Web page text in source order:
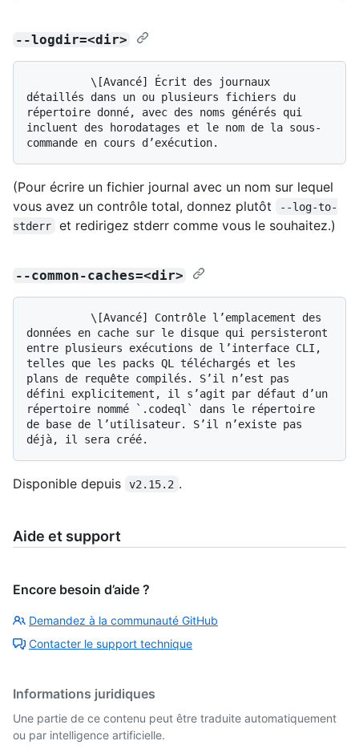
--logdir=<dir>
détaillés dans un ou plusieurs fichiers du
répertoire donné, avec des noms générés qui
incluent des horodatages et le nom de la sous-
(Pour écrire un fichier journal avec un nom sur lequel
vous avez un contrôle total, donnez plutôt
--log-to-
stderr
et redirigez stderr comme vous le souhaitez.)
--common-caches=<dir>
données en cache sur le disque qui persisteront
entre plusieurs exécutions de l’interface CLI,
telles que les packs QL téléchargés et les
plans de requête compilés. S’il n’est pas
défini explicitement, il s’agit par défaut d’un
répertoire nommé `.codeql` dans le répertoire
de base de l’utilisateur. S’il n’existe pas
Disponible depuis v2.15.2 .
Aide et support
Encore besoin d’aide ?
Demandez à la communauté GitHub
Contacter le support technique
Informations juridiques
Une partie de ce contenu peut être traduite automatiquement
ou par intelligence artificielle.